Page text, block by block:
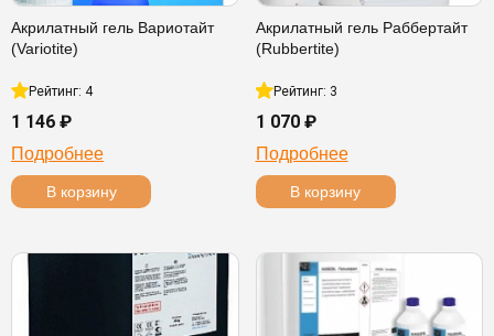
Акрилатный гель Вариотайт
(Variotite)
Рейтинг: 4
1 146 ₽
Подробнее
В корзину
Акрилатный гель Раббертайт
(Rubbertite)
Рейтинг: 3
1 070 ₽
Подробнее
В корзину